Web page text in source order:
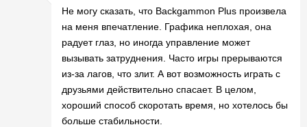
Не могу сказать, что Backgammon Plus произвела
на меня впечатление. Графика неплохая, она
радует глаз, но иногда управление может
вызывать затруднения. Часто игры прерываются
из-за лагов, что злит. А вот возможность играть с
друзьями действительно спасает. В целом,
хороший способ скоротать время, но хотелось бы
больше стабильности.